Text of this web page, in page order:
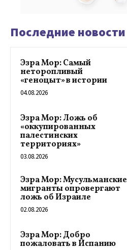
Последние новости
Эзра Мор: Самый
неторопливый
«геноцыт» в истории
04.08.2026
Эзра Мор: Ложь об
«оккупированных
палестинских
территориях»
03.08.2026
Эзра Мор: Мусульманские
мигранты опровергают
ложь об Израиле
02.08.2026
Эзра Мор: Добро
пожаловать в Испанию